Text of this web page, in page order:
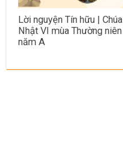
Lời nguyện Tín hữu | Chúa
Nhật VI mùa Thường niên
năm A